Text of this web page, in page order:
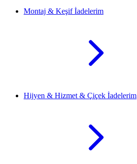
Montaj & Keşif İadelerim
Hijyen & Hizmet & Çiçek İadelerim